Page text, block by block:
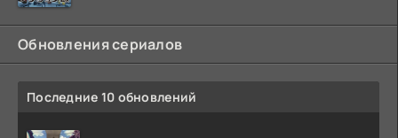
Обновления сериалов
Последние 10 обновлений